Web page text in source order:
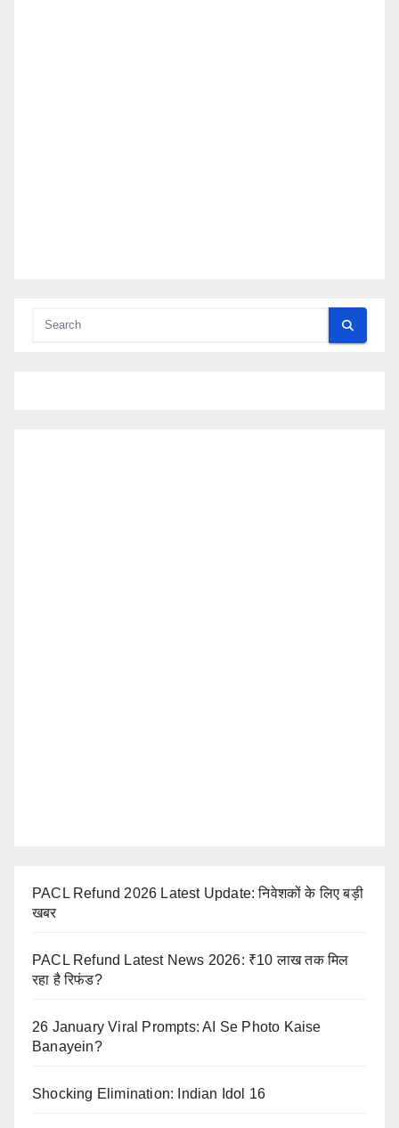
PACL Refund 2026 Latest Update: निवेशकों के लिए बड़ी
खबर
PACL Refund Latest News 2026: ₹10 लाख तक मिल
रहा है रिफंड?
26 January Viral Prompts: AI Se Photo Kaise
Banayein?
Shocking Elimination: Indian Idol 16